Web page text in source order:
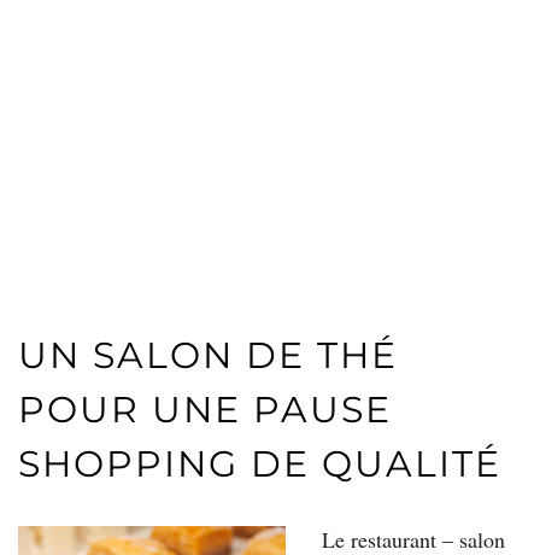
UN SALON DE THÉ
POUR UNE PAUSE
SHOPPING DE QUALITÉ
Le restaurant – salon